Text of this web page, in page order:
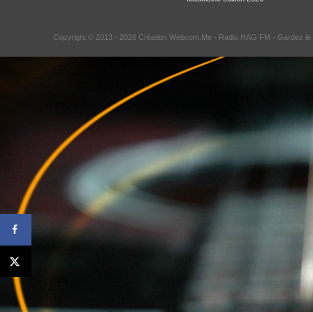
Copyright © 2013 - 2026 Création Webcom.Me - Radio HAG FM - Gardez le